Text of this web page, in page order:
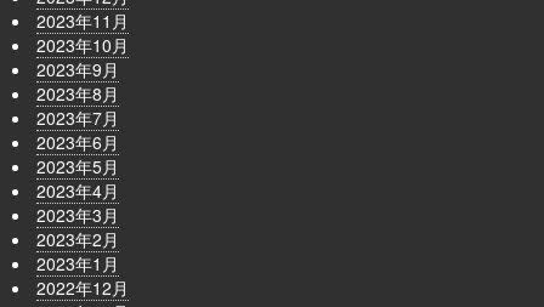
2023年11月
2023年10月
2023年9月
2023年8月
2023年7月
2023年6月
2023年5月
2023年4月
2023年3月
2023年2月
2023年1月
2022年12月